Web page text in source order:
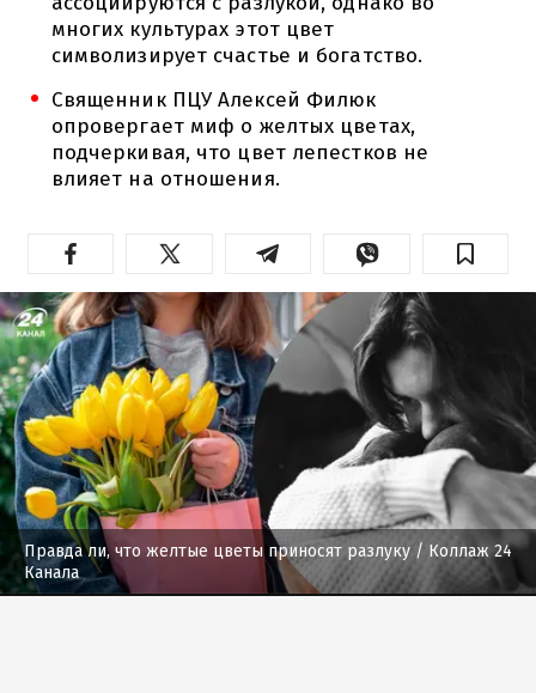
многих культурах этот цвет
символизирует счастье и богатство.
Священник ПЦУ Алексей Филюк
опровергает миф о желтых цветах,
подчеркивая, что цвет лепестков не
влияет на отношения.
Правда ли, что желтые цветы приносят разлуку / Коллаж 24
Канала